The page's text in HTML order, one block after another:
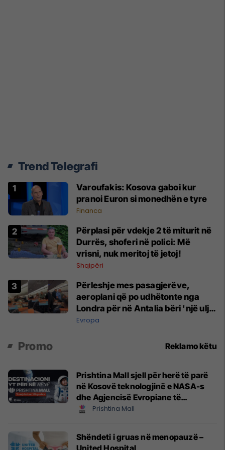
Trend Telegrafi
Varoufakis: Kosova gaboi kur
pranoi Euron si monedhën e tyre
Financa
Përplasi për vdekje 2 të miturit në
Durrës, shoferi në polici: Më
vrisni, nuk meritoj të jetoj!
Shqipëri
Përleshje mes pasagjerëve,
aeroplani që po udhëtonte nga
Londra për në Antalia bëri 'një ulje
emergjente' në Prishtinë
Evropa
Promo Reklamo këtu
Prishtina Mall sjell për herë të parë
në Kosovë teknologjinë e NASA-s
dhe Agjencisë Evropiane të
Hapësirës (ESA)
Prishtina Mall
Shëndeti i gruas në menopauzë –
United Hospital